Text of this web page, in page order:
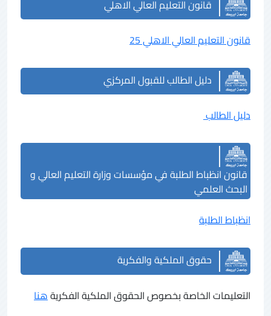
قانون التعليم العالي الاهلي
قانون التعليم العالي الاهلي 25
دليل الطالب للقبول المركزي
دليل الطالب
قانون انظباط الطلبة في مؤسسات وزارة التعليم العالي و
البحث العلمي
انظباط الطلبة
حقوق الملكية والفكرية
التعليمات الخاصة بخصوص الحقوق الملكية الفكريةهنا